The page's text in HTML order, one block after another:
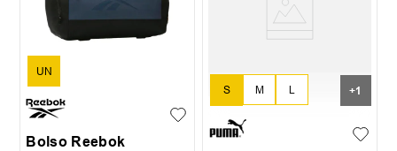
UN
Bolso Reebok
S M L
XL
+1